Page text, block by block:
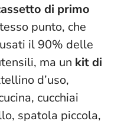
di primo
punto, che
il 90% delle
ma un kit di
d’uso,
cucchiai
spatola piccola,